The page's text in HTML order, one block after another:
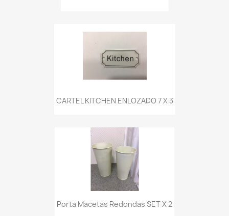
CARTEL KITCHEN ENLOZADO 7 X 3
Porta Macetas Redondas SET X 2